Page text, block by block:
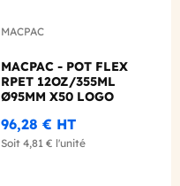
MACPAC
MACPAC - POT FLEX
RPET 12OZ/355ML
Ø95MM X50 LOGO
FRANCAIS
96,28 € HT
Soit 4,81 € l'unité